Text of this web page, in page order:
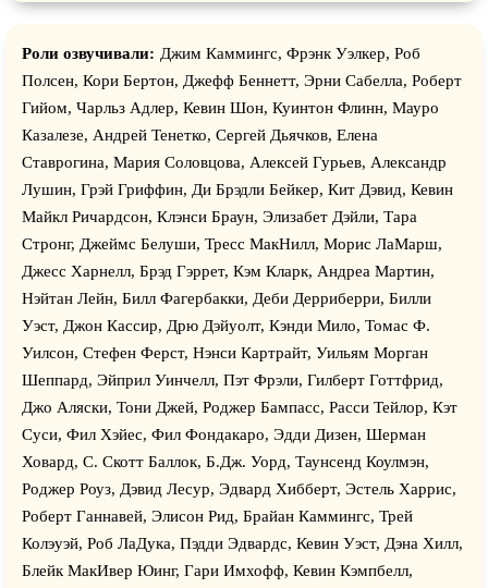
Роли озвучивали: Джим Каммингс, Фрэнк Уэлкер, Роб
Полсен, Кори Бертон, Джефф Беннетт, Эрни Сабелла, Роберт
Гийом, Чарльз Адлер, Кевин Шон, Куинтон Флинн, Мауро
Казалезе, Андрей Тенетко, Сергей Дьячков, Елена
Ставрогина, Мария Соловцова, Алексей Гурьев, Александр
Лушин, Грэй Гриффин, Ди Брэдли Бейкер, Кит Дэвид, Кевин
Майкл Ричардсон, Клэнси Браун, Элизабет Дэйли, Тара
Стронг, Джеймс Белуши, Тресс МакНилл, Морис ЛаМарш,
Джесс Харнелл, Брэд Гэррет, Кэм Кларк, Андреа Мартин,
Нэйтан Лейн, Билл Фагербакки, Деби Дерриберри, Билли
Уэст, Джон Кассир, Дрю Дэйуолт, Кэнди Мило, Томас Ф.
Уилсон, Стефен Ферст, Нэнси Картрайт, Уильям Морган
Шеппард, Эйприл Уинчелл, Пэт Фрэли, Гилберт Готтфрид,
Джо Аляски, Тони Джей, Роджер Бампасс, Расси Тейлор, Кэт
Суси, Фил Хэйес, Фил Фондакаро, Эдди Дизен, Шерман
Ховард, С. Скотт Баллок, Б.Дж. Уорд, Таунсенд Коулмэн,
Роджер Роуз, Дэвид Лесур, Эдвард Хибберт, Эстель Харрис,
Роберт Ганнавей, Элисон Рид, Брайан Каммингс, Трей
Колэуэй, Роб ЛаДука, Пэдди Эдвардс, Кевин Уэст, Дэна Хилл,
Блейк МакИвер Юинг, Гари Имхофф, Кевин Кэмпбелл,